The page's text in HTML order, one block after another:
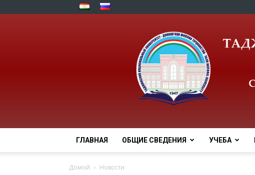
ГЛАВНАЯ ОБЩИЕ СВЕДЕНИЯ УЧЕБА
Домой Новости